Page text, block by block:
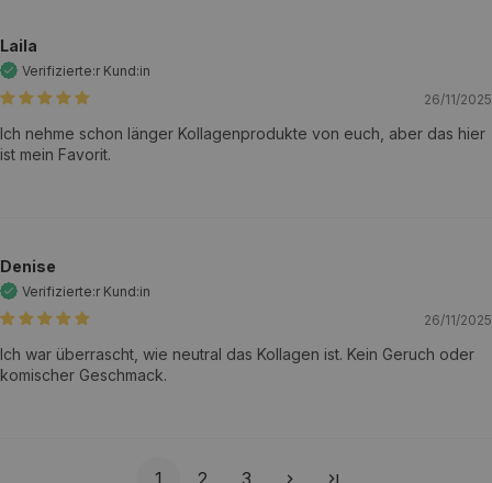
26/11/2025
Laila
Ich nehme schon länger Kollagenprodukte von euch, aber das hier
ist mein Favorit.
26/11/2025
Denise
Ich war überrascht, wie neutral das Kollagen ist. Kein Geruch oder
komischer Geschmack.
1 2 3